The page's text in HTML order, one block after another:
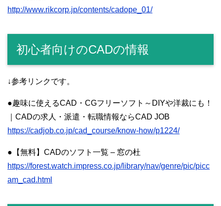
http://www.rikcorp.jp/contents/cadope_01/
初心者向けのCADの情報
↓参考リンクです。
●趣味に使えるCAD・CGフリーソフト～DIYや洋裁にも！
｜CADの求人・派遣・転職情報ならCAD JOB
https://cadjob.co.jp/cad_course/know-how/p1224/
●【無料】CADのソフト一覧 – 窓の杜
https://forest.watch.impress.co.jp/library/nav/genre/pic/picc
am_cad.html